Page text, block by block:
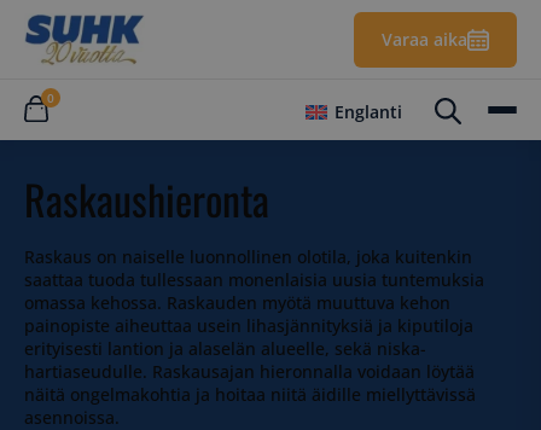
Varaa aika
0
Englanti
Raskaushieronta
Raskaus on naiselle luonnollinen olotila, joka kuitenkin
saattaa tuoda tullessaan monenlaisia uusia tuntemuksia
omassa kehossa. Raskauden myötä muuttuva kehon
painopiste aiheuttaa usein lihasjännityksiä ja kiputiloja
erityisesti lantion ja alaselän alueelle, sekä niska-
hartiaseudulle. Raskausajan hieronnalla voidaan löytää
näitä ongelmakohtia ja hoitaa niitä äidille miellyttävissä
asennoissa.